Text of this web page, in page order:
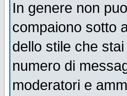
In genere non
compaiono sotto
dello stile che
numero di
moderatori e